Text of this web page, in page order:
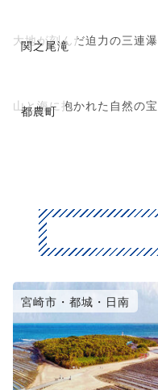
関之尾滝
大地が刻んだ迫力の三連瀑
都農町
山と海に抱かれた自然の
宮崎市・都城・日南